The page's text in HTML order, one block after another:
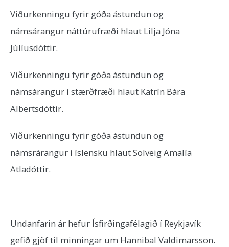
Viðurkenningu fyrir góða ástundun og
námsárangur náttúrufræði hlaut Lilja Jóna
Júlíusdóttir.
Viðurkenningu fyrir góða ástundun og
námsárangur í stærðfræði hlaut Katrín Bára
Albertsdóttir.
Viðurkenningu fyrir góða ástundun og
námsrárangur í íslensku hlaut Solveig Amalía
Atladóttir.
Undanfarin ár hefur Ísfirðingafélagið í Reykjavík
gefið gjöf til minningar um Hannibal Valdimarsson.